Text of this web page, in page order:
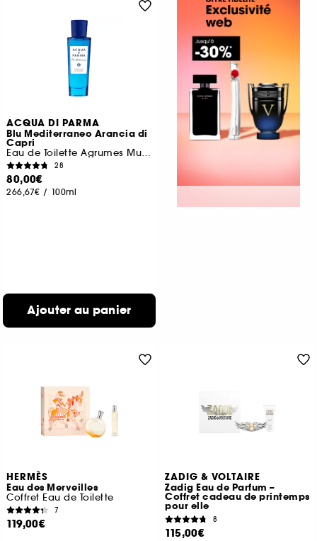
ACQUA DI PARMA
Blu Mediterraneo Arancia di
Capri
Eau de Toilette Agrumes Musqués
28
80,00€
266,67€ / 100ml
Ajouter au panier
HERMÈS
Eau des Merveilles
Coffret Eau de Toilette
7
119,00€
ZADIG & VOLTAIRE
Zadig Eau de Parfum –
Coffret cadeau de printemps
pour elle
8
115,00€